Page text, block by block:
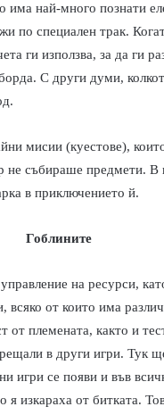
има най-много познати
по специален трак.
ги използва, за да ги
С други думи,
мисии (куестове),
събираше предмети. В
в приключението й.
Гоблините
на ресурси,
от които има
племената, както и
в други игри. Тук
игри се появи и във
изкараха от битката.